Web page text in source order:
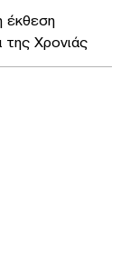
έκθεση
Χρονιάς